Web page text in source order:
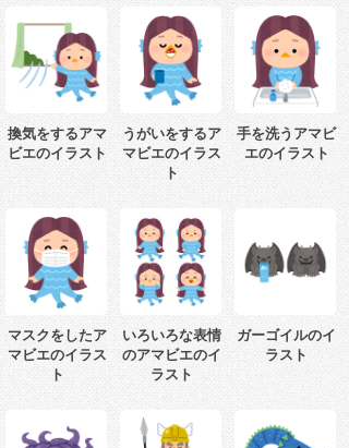
換気をするアマ
ビエのイラスト
うがいをするア
マビエのイラス
ト
手を洗うアマビ
エのイラスト
マスクをしたア
マビエのイラス
ト
いろいろな表情
のアマビエのイ
ラスト
ガーゴイルのイ
ラスト